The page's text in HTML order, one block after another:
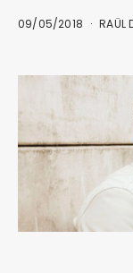
09/05/2018 RAÜL